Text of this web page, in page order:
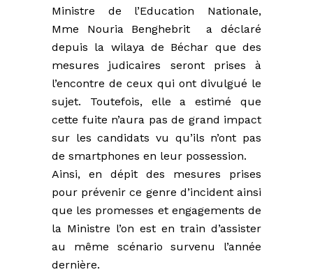
Ministre de l’Education Nationale,
Mme Nouria Benghebrit a déclaré
depuis la wilaya de Béchar que des
mesures judicaires seront prises à
l’encontre de ceux qui ont divulgué le
sujet. Toutefois, elle a estimé que
cette fuite n’aura pas de grand impact
sur les candidats vu qu’ils n’ont pas
de smartphones en leur possession.
Ainsi, en dépit des mesures prises
pour prévenir ce genre d’incident ainsi
que les promesses et engagements de
la Ministre l’on est en train d’assister
au même scénario survenu l’année
dernière.